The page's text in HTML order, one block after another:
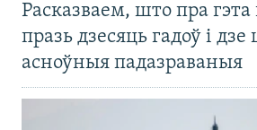
Расказваем, што пра гэта
празь дзесяць гадоў і дзе
асноўныя падазраваныя